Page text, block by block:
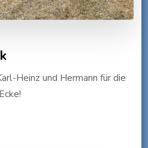
Heinz und Hermann für die